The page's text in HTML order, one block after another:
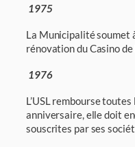
1975
La Municipalité soumet
rénovation du Casino
1976
L’USL rembourse
anniversaire, elle doit
souscrites par ses